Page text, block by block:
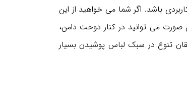
باشد. اگر شما می خواهید از این
صورت می توانید در کنار دوخت دامن،
تنوع در سبک لباس پوشیدن بسیار